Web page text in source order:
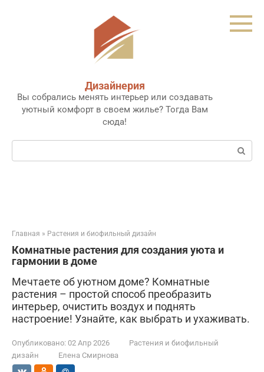
Дизайнерия
Вы собрались менять интерьер или создавать
уютный комфорт в своем жилье? Тогда Вам
сюда!
Поиск:
Главная » Растения и биофильный дизайн
Комнатные растения для создания уюта и
гармонии в доме
Мечтаете об уютном доме? Комнатные
растения – простой способ преобразить
интерьер, очистить воздух и поднять
настроение! Узнайте, как выбрать и ухаживать.
Опубликовано: 02 Апр 2026
Растения и биофильный
дизайн
Елена Смирнова